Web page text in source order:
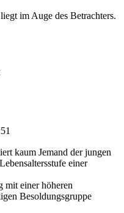
im Auge des Betrachters.
kaum Jemand der jungen
einer
mit einer höheren
Besoldungsgruppe